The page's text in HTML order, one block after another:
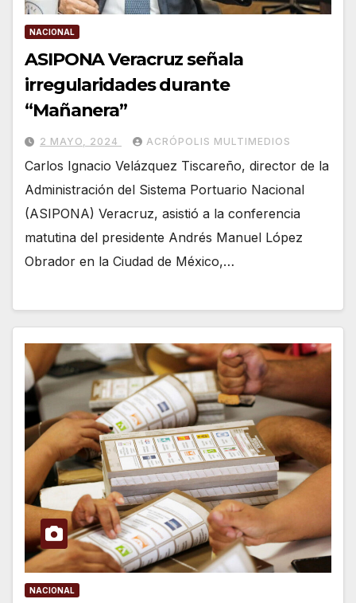
NACIONAL
ASIPONA Veracruz señala
irregularidades durante
“Mañanera”
2 MAYO, 2024 ACRÓPOLIS MULTIMEDIOS
Carlos Ignacio Velázquez Tiscareño, director de la
Administración del Sistema Portuario Nacional
(ASIPONA) Veracruz, asistió a la conferencia
matutina del presidente Andrés Manuel López
Obrador en la Ciudad de México,…
NACIONAL